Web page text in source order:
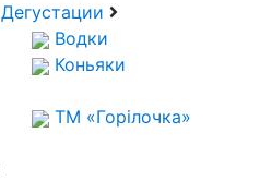
Дегустации
Водки
Коньяки
ТМ «Горілочка»